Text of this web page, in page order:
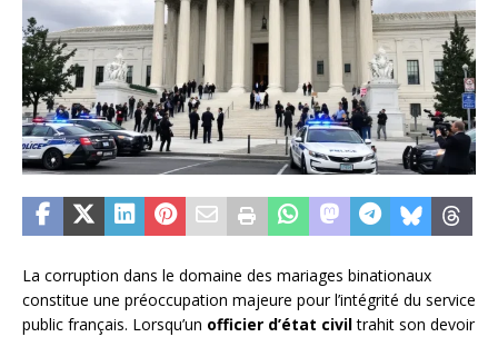
La corruption dans le domaine des mariages binationaux
constitue une préoccupation majeure pour l’intégrité du service
public français. Lorsqu’un officier d’état civiltrahit son devoir